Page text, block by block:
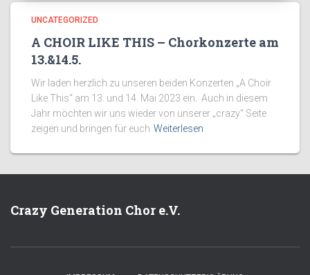
UNCATEGORIZED
A CHOIR LIKE THIS – Chorkonzerte am
13.&14.5.
Wir laden herzlich zu unseren beiden Konzerten „A Choir
Like This“ am 13. und 14. Mai 2023 ein. Auch in diesem
Jahr möchten wir uns wieder von unserer „crazy“ Seite
zeigen und bringen für euch Weiterlesen
Crazy Generation Chor e.V.